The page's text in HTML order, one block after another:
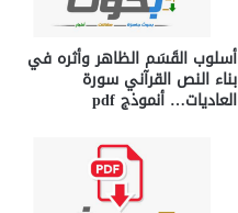
أسلوب القَسَم الظاهر وأثره في
بناء النص القرآني سورة
العاديات… أنموذج pdf